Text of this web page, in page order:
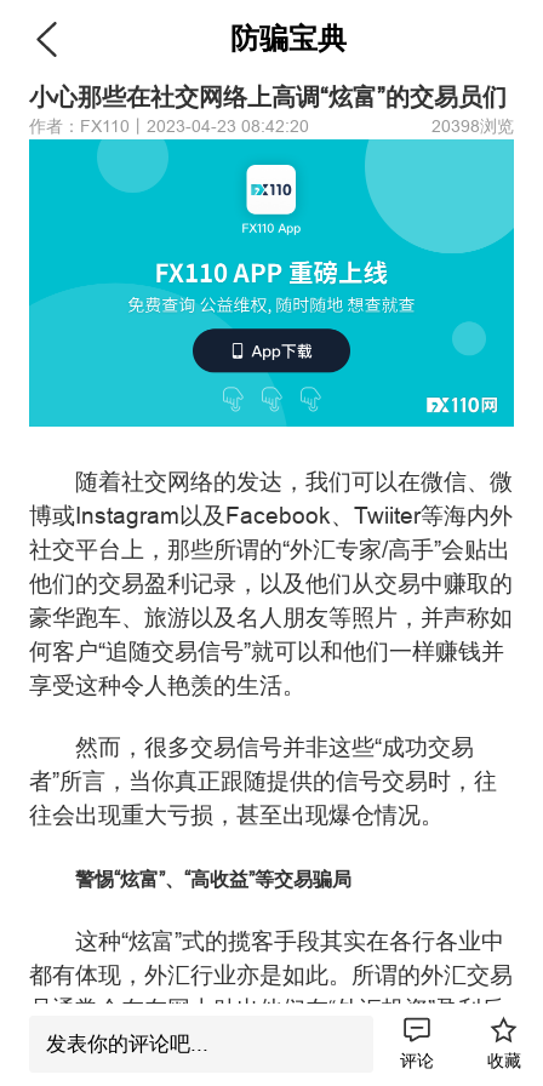
防骗宝典
小心那些在社交网络上高调“炫富”的交易员们
作者：FX110丨2023-04-23 08:42:20 20398浏览
随着社交网络的发达，我们可以在微信、微
博或Instagram以及Facebook、Twiiter等海内外
社交平台上，那些所谓的“外汇专家/高手”会贴出
他们的交易盈利记录，以及他们从交易中赚取的
豪华跑车、旅游以及名人朋友等照片，并声称如
何客户“追随交易信号”就可以和他们一样赚钱并
享受这种令人艳羡的生活。
然而，很多交易信号并非这些“成功交易
者”所言，当你真正跟随提供的信号交易时，往
往会出现重大亏损，甚至出现爆仓情况。
警惕“炫富”、“高收益”等交易骗局
这种“炫富”式的揽客手段其实在各行各业中
都有体现，外汇行业亦是如此。所谓的外汇交易
员通常会在在网上贴出他们在“外汇投资”盈利后
消费的跑车、奢华度假和名人朋友的照片，并声
称如果他们“跟随自己的交易信号”，也能轻松获
发表你的评论吧...
评论 收藏